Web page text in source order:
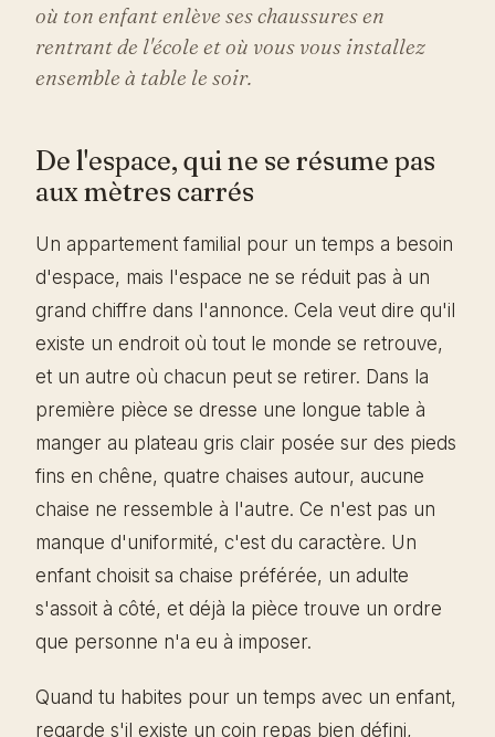
où ton enfant enlève ses chaussures en
rentrant de l'école et où vous vous installez
ensemble à table le soir.
De l'espace, qui ne se résume pas
aux mètres carrés
Un appartement familial pour un temps a besoin
d'espace, mais l'espace ne se réduit pas à un
grand chiffre dans l'annonce. Cela veut dire qu'il
existe un endroit où tout le monde se retrouve,
et un autre où chacun peut se retirer. Dans la
première pièce se dresse une longue table à
manger au plateau gris clair posée sur des pieds
fins en chêne, quatre chaises autour, aucune
chaise ne ressemble à l'autre. Ce n'est pas un
manque d'uniformité, c'est du caractère. Un
enfant choisit sa chaise préférée, un adulte
s'assoit à côté, et déjà la pièce trouve un ordre
que personne n'a eu à imposer.
Quand tu habites pour un temps avec un enfant,
regarde s'il existe un coin repas bien défini,